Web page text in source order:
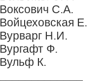
Воксович С.А.
Войцеховская Е.
Вурварг Н.И.
Вургафт Ф.
Вульф К.